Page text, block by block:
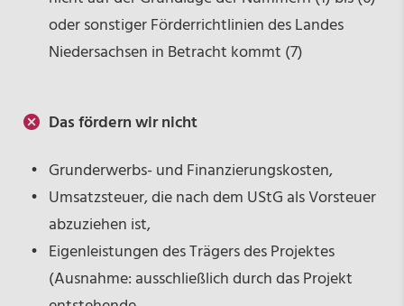
oder sonstiger Förderrichtlinien des Landes
Niedersachsen in Betracht kommt (7)
Das fördern wir nicht
Grunderwerbs- und Finanzierungskosten,
Umsatzsteuer, die nach dem UStG als Vorsteuer
abzuziehen ist,
Eigenleistungen des Trägers des Projektes
(Ausnahme: ausschließlich durch das Projekt